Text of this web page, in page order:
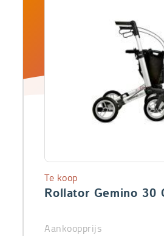
Rollator Gemino 30
Te koop
Aankoopprijs